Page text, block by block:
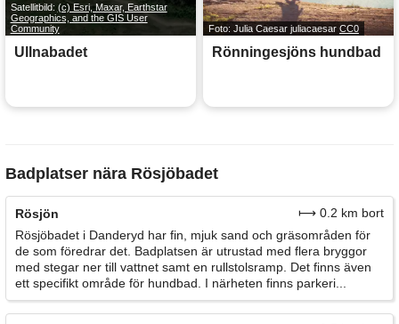
Satellitbild: (c) Esri, Maxar, Earthstar
Geographics, and the GIS User
Community
Ullnabadet
Foto: Julia Caesar juliacaesar CC0
Rönningesjöns hundbad
Badplatser nära Rösjöbadet
Rösjön
⟼ 0.2 km bort
Rösjöbadet i Danderyd har fin, mjuk sand och gräsområden för
de som föredrar det. Badplatsen är utrustad med flera bryggor
med stegar ner till vattnet samt en rullstolsramp. Det finns även
ett specifikt område för hundbad. I närheten finns parkeri...